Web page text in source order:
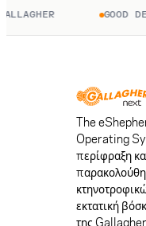
GOOD
The
Operating
περίφραξη
εκτατική
της